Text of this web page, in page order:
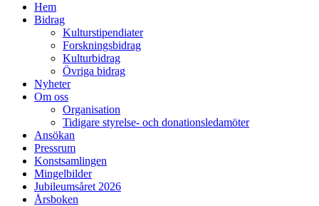
Hem
Bidrag
Kulturstipendiater
Forskningsbidrag
Kulturbidrag
Övriga bidrag
Nyheter
Om oss
Organisation
Tidigare styrelse- och donationsledamöter
Ansökan
Pressrum
Konstsamlingen
Mingelbilder
Jubileumsåret 2026
Årsboken